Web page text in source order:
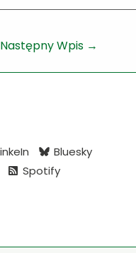
Następny Wpis →
Bluesky
Spotify